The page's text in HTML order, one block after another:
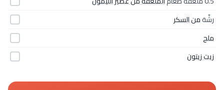
رشّةمن السكر
ملح
زيت زيتون